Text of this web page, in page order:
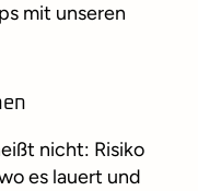
mit unseren
nicht: Risiko
es lauert und